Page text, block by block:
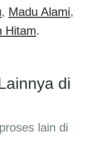
, Madu Alami,
Hitam.
di
lain di